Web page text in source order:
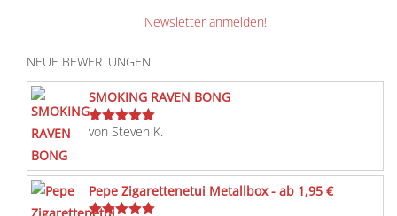
Newsletter anmelden!
NEUE BEWERTUNGEN
SMOKING RAVEN BONG
Bewertet
von Steven K.
Pepe Zigarettenetui Metallbox - ab 1,95 €